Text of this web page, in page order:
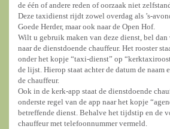
de één of andere reden of oorzaak niet
Deze taxidienst rijdt zowel overdag als ’s-
Goede Herder, maar ook naar de Open Hof.
Wilt u gebruik maken van deze dienst, bel
naar de dienstdoende chauffeur. Het rooster
onder het kopje “taxi-dienst” op
de lijst. Hierop staat achter de datum de naam
de chauffeur.
Ook in de kerk-app staat de dienstdoende
onderste regel van de app naar het kopje
betreffende dienst. Behalve het tijdstip en de
chauffeur met telefoonnummer vermeld.